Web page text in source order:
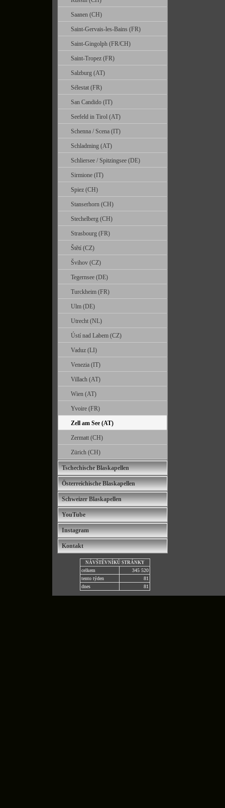
Saanen (CH)
Saint-Gervais-les-Bains (FR)
Saint-Gingolph (FR/CH)
Saint-Tropez (FR)
Salzburg (AT)
Sélestat (FR)
San Candido (IT)
Seefeld in Tirol (AT)
Schenna / Scena (IT)
Schladming (AT)
Schliersee / Spitzingsee (DE)
Sirmione (IT)
Spiez (CH)
Stanserhorn (CH)
Stechelberg (CH)
Strasbourg (FR)
Štětí (CZ)
Švihov (CZ)
Tegernsee (DE)
Turckheim (FR)
Ulm (DE)
Utrecht (NL)
Ústí nad Labem (CZ)
Vaduz (LI)
Venezia (IT)
Villach (AT)
Wien (AT)
Yvoire (FR)
Zell am See (AT)
Zermatt (CH)
Zürich (CH)
Tschechische Blaskapellen
Österreichische Blaskapellen
Schweizer Blaskapellen
YouTube
Instagram
Kontakt
NÁVŠTĚVNÍKŮ STRÁNKY
celkem
345 520
tento týden
81
dnes
81